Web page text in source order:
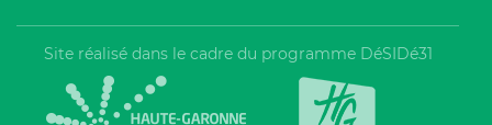
Site réalisé dans le cadre du programme DéSIDé31